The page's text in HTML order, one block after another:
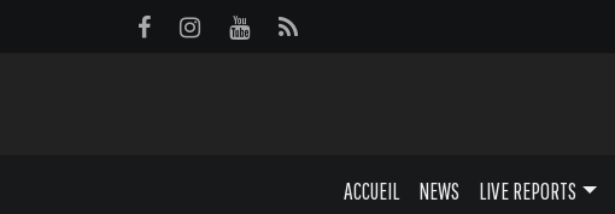
ACCUEIL NEWS LIVE REPORTS
Panneau de gestion des cookies